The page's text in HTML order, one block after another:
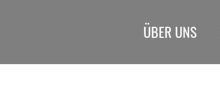
ÜBER UNS